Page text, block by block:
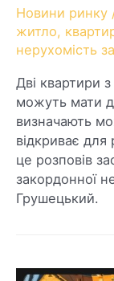
Новини ринку
житло,
нерухомість
Дві квартири
можуть мати
визначають
відкриває для
це розповів
закордонної
Грушецький.